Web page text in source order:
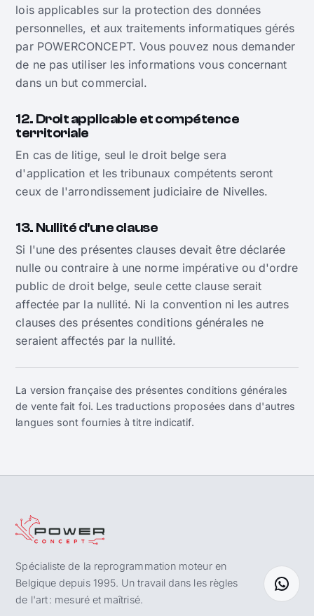
lois applicables sur la protection des données
personnelles, et aux traitements informatiques gérés
par POWERCONCEPT. Vous pouvez nous demander
de ne pas utiliser les informations vous concernant
dans un but commercial.
12. Droit applicable et compétence
territoriale
En cas de litige, seul le droit belge sera
d'application et les tribunaux compétents seront
ceux de l'arrondissement judiciaire de Nivelles.
13. Nullité d'une clause
Si l'une des présentes clauses devait être déclarée
nulle ou contraire à une norme impérative ou d'ordre
public de droit belge, seule cette clause serait
affectée par la nullité. Ni la convention ni les autres
clauses des présentes conditions générales ne
seraient affectés par la nullité.
La version française des présentes conditions générales
de vente fait foi. Les traductions proposées dans d'autres
langues sont fournies à titre indicatif.
Spécialiste de la reprogrammation moteur en
Belgique depuis 1995. Un travail dans les règles
de l'art : mesuré et maîtrisé.